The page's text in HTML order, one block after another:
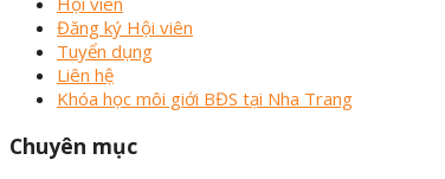
Đăng ký Hội viên
Tuyển dụng
Liên hệ
Khóa học môi giới BĐS tại Nha Trang
Chuyên mục